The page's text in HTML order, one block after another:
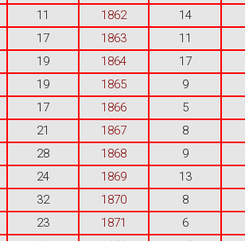
11 1862 14
17 1863 11
19 1864 17
19 1865 9
17 1866 5
21 1867 8
28 1868 9
24 1869 13
32 1870 8
23 1871 6